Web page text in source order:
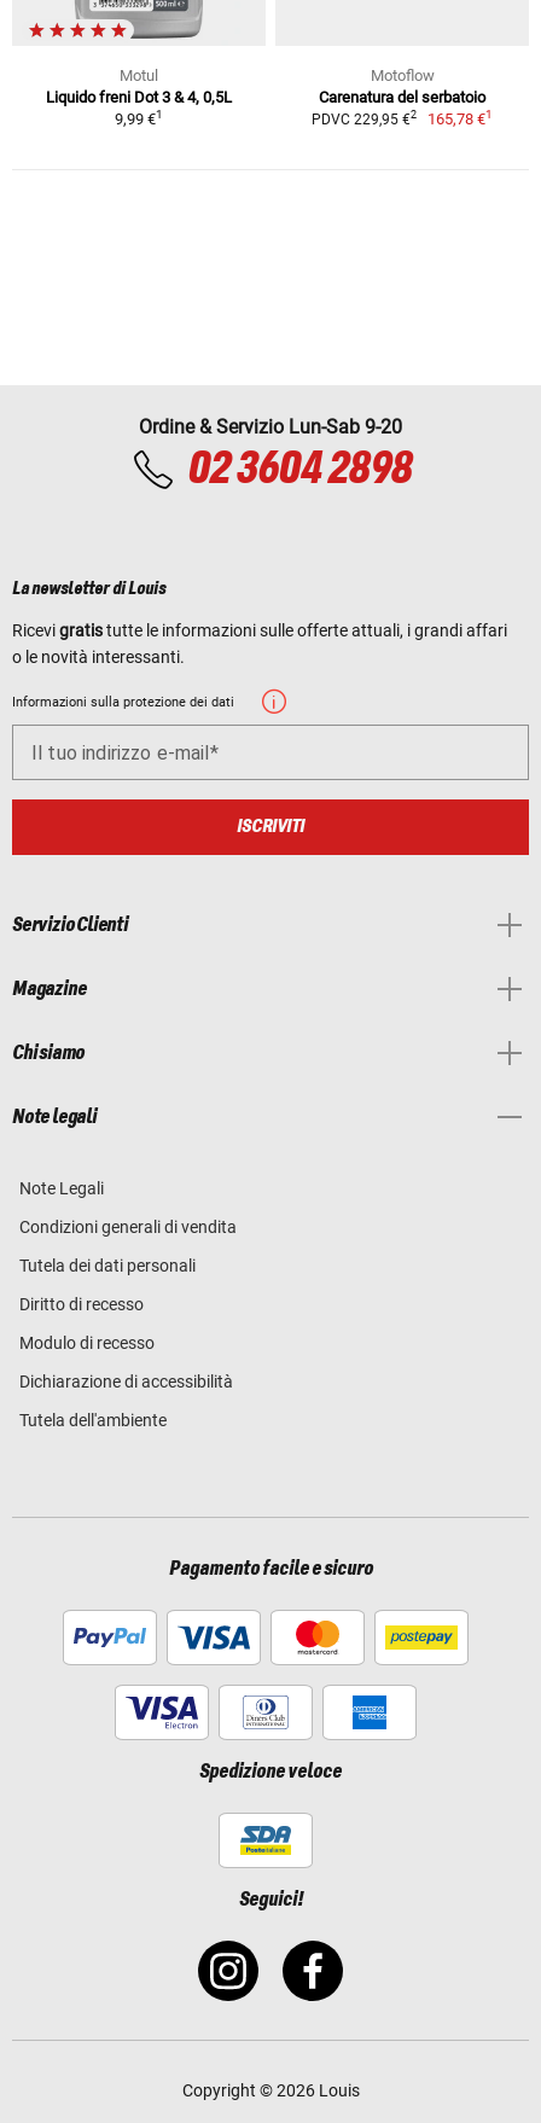
Motul
Liquido freni Dot 3 & 4, 0,5L
9,99 €1
Motoflow
Carenatura del serbatoio
PDVC 229,95 €2 165,78 €1
Ordine & Servizio Lun-Sab 9-20
02 3604 2898
La newsletter di Louis
Ricevigratistutte le informazioni sulle offerte attuali, i grandi affari
o le novità interessanti.
Informazioni sulla protezione dei dati
Il tuo indirizzo e-mail
ISCRIVITI
Servizio Clienti
Magazine
Chi siamo
Note legali
Note Legali
Condizioni generali di vendita
Tutela dei dati personali
Diritto di recesso
Modulo di recesso
Dichiarazione di accessibilità
Tutela dell'ambiente
Pagamento facile e sicuro
Spedizione veloce
Seguici!
Copyright © 2026 Louis